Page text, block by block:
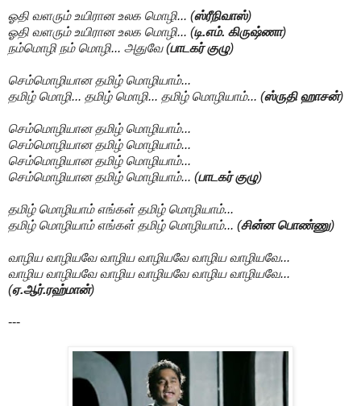
ஓதி வளரும் உயிரான உலக மொழி... (ஸ்ரீநிவாஸ்)
ஓதி வளரும் உயிரான உலக மொழி... (டி.எம். கிருஷ்ணா)
நம்மொழி நம் மொழி... அதுவே (பாடகர் குழு)
செம்மொழியான தமிழ் மொழியாம்...
தமிழ் மொழி... தமிழ் மொழி... தமிழ் மொழியாம்... (ஸ்ருதி ஹாசன்)
செம்மொழியான தமிழ் மொழியாம்...
செம்மொழியான தமிழ் மொழியாம்...
செம்மொழியான தமிழ் மொழியாம்...
செம்மொழியான தமிழ் மொழியாம்... (பாடகர் குழு)
தமிழ் மொழியாம் எங்கள் தமிழ் மொழியாம்...
தமிழ் மொழியாம் எங்கள் தமிழ் மொழியாம்... (சின்ன பொண்ணு)
வாழிய வாழியவே வாழிய வாழியவே வாழிய வாழியவே...
வாழிய வாழியவே வாழிய வாழியவே வாழிய வாழியவே...
(ஏ.ஆர்.ரஹ்மான்)
---